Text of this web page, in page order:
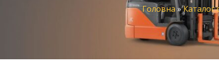
Головна »Каталог